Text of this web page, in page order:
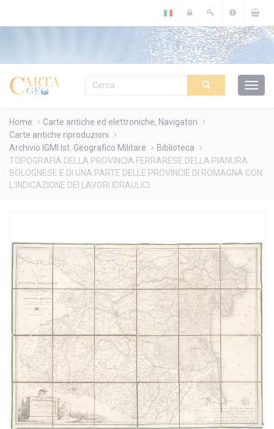
Home
Carte antiche ed elettroniche, Navigatori
Carte antiche riproduzioni
Archivio IGMI Ist. Geografico Militare
Biblioteca
TOPOGRAFIA DELLA PROVINCIA FERRARESE DELLA PIANURA
BOLOGNESE E DI UNA PARTE DELLE PROVINCIE DI ROMAGNA CON
L'INDICAZIONE DEI LAVORI IDRAULICI